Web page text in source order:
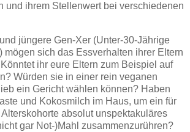
und ihrem Stellenwert bei verschiedenen
jüngere Gen-Xer (Unter-30-Jährige
mögen sich das Essverhalten ihrer Eltern
ihr eure Eltern zum Beispiel auf
Würden sie in einer rein veganen
ein Gericht wählen können? Haben
und Kokosmilch im Haus, um ein für
absolut unspektakuläres
gar Not-)Mahl zusammenzurühren?